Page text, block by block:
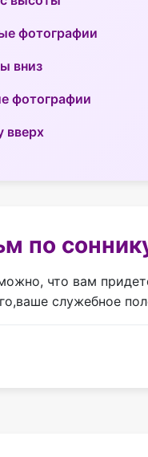
фотографии
вниз
фотографии
вверх
по
что вам
служебное